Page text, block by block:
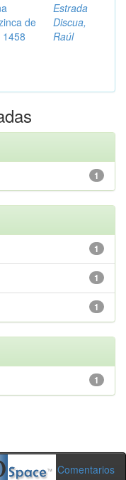
de
Estrada
Discua,
Raúl
1
1
1
1
1
Comentarios